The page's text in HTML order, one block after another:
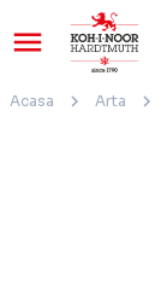
Acasa Arta